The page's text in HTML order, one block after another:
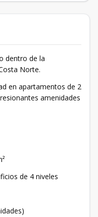
dentro de la
Norte.
en apartamentos de 2
amenidades
de 4 niveles